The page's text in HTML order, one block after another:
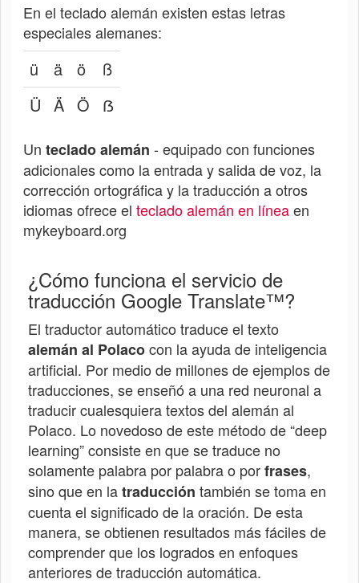
En el teclado alemán existen estas letras
especiales alemanes:
ü ä ö
ß
Ü Ä Ö ẞ
Un teclado alemán - equipado con funciones
adicionales como la entrada y salida de voz, la
corrección ortográfica y la traducción a otros
idiomas ofrece el teclado alemán en líneaen
mykeyboard.org
¿Cómo funciona el servicio de
traducción Google Translate™?
El traductor automático traduce el texto
alemán al Polacocon la ayuda de inteligencia
artificial. Por medio de millones de ejemplos de
traducciones, se enseñó a una red neuronal a
traducir cualesquiera textos del alemán al
Polaco. Lo novedoso de este método de “deep
learning” consiste en que se traduce no
solamente palabra por palabra o porfrases,
sino que en latraducción también se toma en
cuenta el significado de la oración. De esta
manera, se obtienen resultados más fáciles de
comprender que los logrados en enfoques
anteriores de traducción automática.